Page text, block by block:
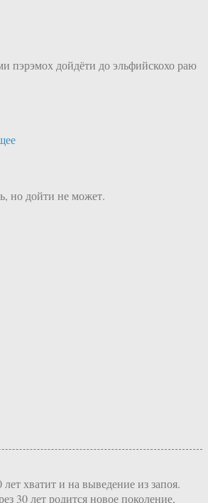
пэрэмох дойдёти до эльфийскохо раю
но дойти не может.
хватит и на выведение из запоя.
30 лет родится новое поколение,